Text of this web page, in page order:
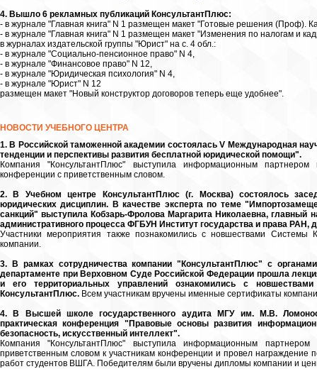
4. Вышло 6 рекламных публикаций КонсультантПлюс:
- в журнале "Главная книга" N 1 размещен макет "Готовые решения (Проф).
- в журнале "Главная книга" N 1 размещен макет "Изменения по налогам и
в журналах издательской группы "Юрист" на с. 4 обл.:
- в журнале "Социально-пенсионное право" N 4,
- в журнале "Финансовое право" N 12,
- в журнале "Юридическая психология" N 4,
- в журнале "Юрист" N 12
размещен макет "Новый конструктор договоров теперь еще удобнее".
НОВОСТИ УЧЕБНОГО ЦЕНТРА
1. В Российской таможенной академии состоялась V Международная
тенденции и перспективы развития бесплатной юридической помощи".
Компания "КонсультантПлюс" выступила информационным
конференции с приветственным словом.
2. В Учебном центре КонсультантПлюс (г. Москва) состоялось
юридических дисциплин. В качестве эксперта по теме
санкций" выступила Кобзарь-Фролова Маргарита Николаевна, главный
административного процесса ФГБУН Институт государства и права РАН,
Участники мероприятия также познакомились с новшествами Системы
компании.
3. В рамках сотрудничества компании "КонсультантПлюс" с
департаменте при Верховном Суде Российской Федерации прошла
и его территориальных управлений ознакомились с
КонсультантПлюс. Всем участникам вручены именные сертификаты
4. В Высшей школе государственного аудита МГУ им. М.В.
практическая конференция "Правовые основы развития
безопасность, искусственный интеллект".
Компания "КонсультантПлюс" выступила информационным
приветственным словом к участникам конференции и провел награждение
работ студентов ВШГА. Победителям были вручены дипломы компании и